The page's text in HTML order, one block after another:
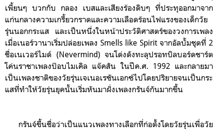
เพี้ยนๆ บวกกับ กลอง เบสและเสียงร้องดิบๆ ที่ประทุออกมาจาก
แก่นกลางความเกรี้ยวกราดและความเลือดร้อนไฟแรงของเด็กวัย
รุ่นนอกกระแส และเป็นหนึ่งในหน้าประวัติศาสตร์ของวงการเพลง
เมื่อเนอร์วานาเริ่มปล่อยเพลง Smells like Spirit จากอัลบั้มชุดที่ 2
ชื่อเนเวอร์ไมด์ (Nevermind) จนโด่งดังทะลุปรอทบิลบอร์ดชาร์ต
โค่นราชาเพลงป๊อบไมเคิล แจ๊คสัน ในปีค.ศ. 1992 และกลายมา
เป็นเพลงชาติของวัยรุ่นเจเนอเรชันเอกซ์ไปโดยปริยายจนเป็นกระ
แสที่ทำให้วัยรุ่นยุคนั้นเริ่มหันมาฝั่งเพลงกรันจ์กันมากขึ้น
กรันจ์ขึ้นชื่อว่าเป็นแนวเพลงทางเลือกที่ก่อตั้งโดยวัยรุ่นเพื่อวัย